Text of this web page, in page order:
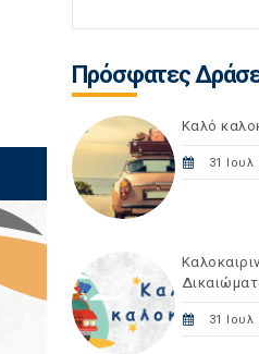
Πρόσφατες
Καλό
31 Ιουλ
31 Ιουλ